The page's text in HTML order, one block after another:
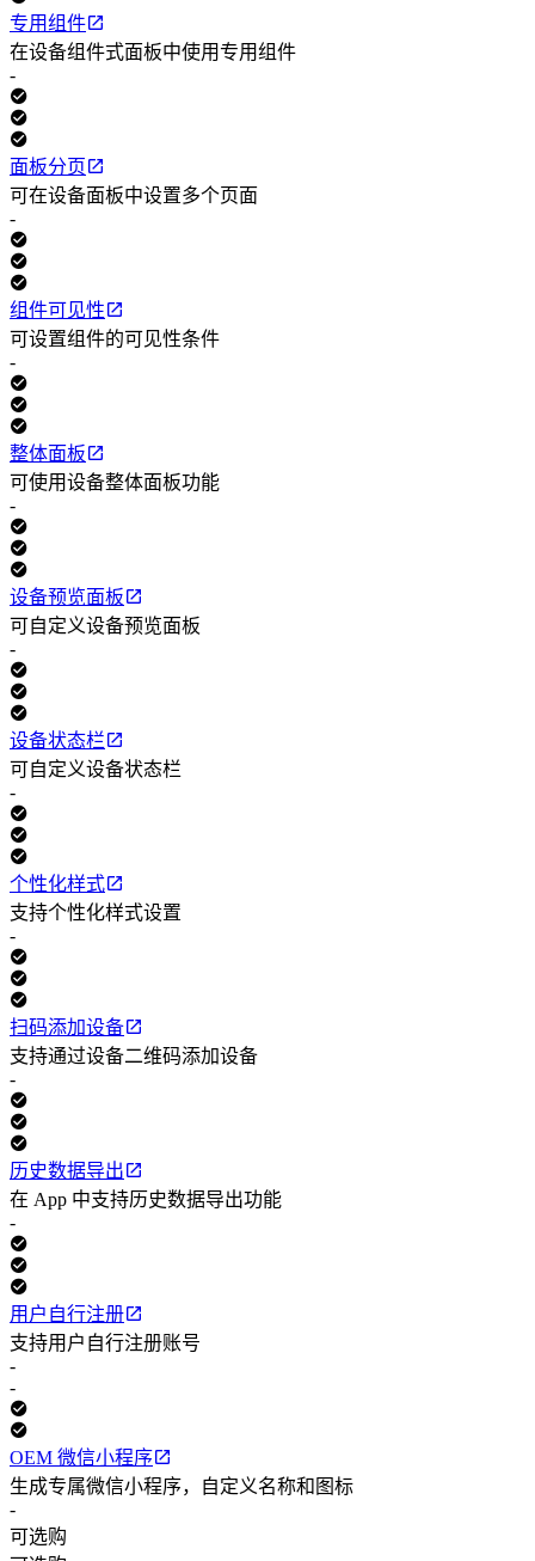
专用组件
在设备组件式面板中使用专用组件
-
面板分页
可在设备面板中设置多个页面
-
组件可见性
可设置组件的可见性条件
-
整体面板
可使用设备整体面板功能
-
设备预览面板
可自定义设备预览面板
-
设备状态栏
可自定义设备状态栏
-
个性化样式
支持个性化样式设置
-
扫码添加设备
支持通过设备二维码添加设备
-
历史数据导出
在 App 中支持历史数据导出功能
-
用户自行注册
支持用户自行注册账号
-
-
OEM 微信小程序
生成专属微信小程序，自定义名称和图标
-
可选购